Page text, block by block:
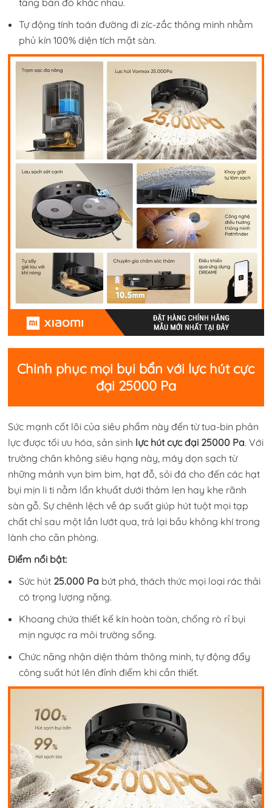
tầng bản đồ khác nhau.
Tự động tính toán đường đi zíc-zắc thông minh nhằm
phủ kín 100% diện tích mặt sàn.
Chinh phục mọi bụi bẩn với lực hút cực
đại 25000 Pa
Sức mạnh cốt lõi của siêu phẩm này đến từ tua-bin phản
lực được tối ưu hóa, sản sinh lực hút cực đại 25000 Pa. Với
trường chân không siêu hạng này, máy dọn sạch từ
những mảnh vụn bim bim, hạt đỗ, sỏi đá cho đến các hạt
bụi mịn li ti nằm lẩn khuất dưới thảm len hay khe rãnh
sàn gỗ. Sự chênh lệch về áp suất giúp hút tuột mọi tạp
chất chỉ sau một lần lướt qua, trả lại bầu không khí trong
lành cho căn phòng.
Điểm nổi bật:
Sức hút 25.000 Pa bứt phá, thách thức mọi loại rác thải
có trọng lượng nặng.
Khoang chứa thiết kế kín hoàn toàn, chống rò rỉ bụi
mịn ngược ra môi trường sống.
Chức năng nhận diện thảm thông minh, tự động đẩy
công suất hút lên đỉnh điểm khi cần thiết.